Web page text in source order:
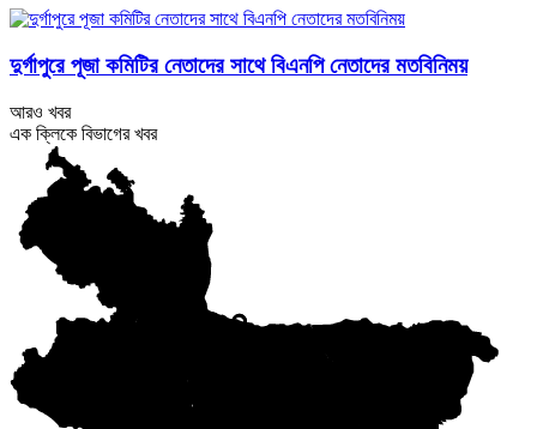
দুর্গাপুরে পূজা কমিটির নেতাদের সাথে বিএনপি নেতাদের মতবিনিময়
আরও খবর
এক ক্লিকে বিভাগের খবর